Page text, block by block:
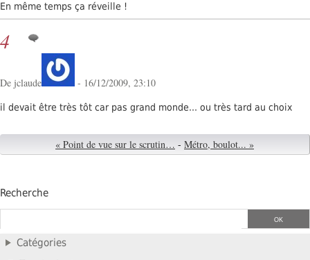
En même temps ça réveille !
4
De jclaude - 16/12/2009, 23:10
il devait être très tôt car pas grand monde... ou très tard au choix
« Point de vue sur le scrutin… - Métro, boulot... »
Recherche
Catégories